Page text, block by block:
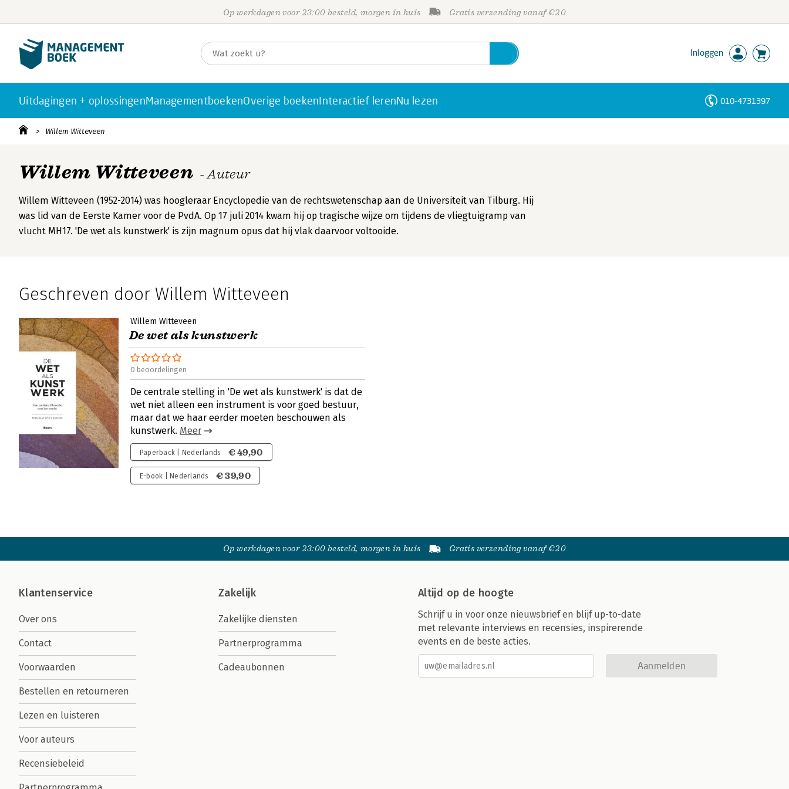
Op werkdagen voor 23:00 besteld, morgen in huis Gratis verzending vanaf €20
Inloggen
Uitdagingen + oplossingenManagementboekenOverige boekenInteractief lerenNu lezen 010-4731397
Willem Witteveen
Willem Witteveen - Auteur
Willem Witteveen (1952-2014) was hoogleraar Encyclopedie van de rechtswetenschap aan de Universiteit van Tilburg. Hij
was lid van de Eerste Kamer voor de PvdA. Op 17 juli 2014 kwam hij op tragische wijze om tijdens de vliegtuigramp van
vlucht MH17. 'De wet als kunstwerk' is zijn magnum opus dat hij vlak daarvoor voltooide.
Geschreven door Willem Witteveen
Willem Witteveen
De wet als kunstwerk
0 beoordelingen
De centrale stelling in 'De wet als kunstwerk' is dat de
wet niet alleen een instrument is voor goed bestuur,
maar dat we haar eerder moeten beschouwen als
kunstwerk. Meer
Paperback | Nederlands € 49,90
E-book | Nederlands € 39,90
Op werkdagen voor 23:00 besteld, morgen in huis Gratis verzending vanaf €20
Klantenservice
Over ons
Contact
Voorwaarden
Bestellen en retourneren
Lezen en luisteren
Voor auteurs
Recensiebeleid
Zakelijk
Zakelijke diensten
Partnerprogramma
Cadeaubonnen
Altijd op de hoogte
Schrijf u in voor onze nieuwsbrief en blijf up-to-date
met relevante interviews en recensies, inspirerende
events en de beste acties.
Aanmelden
Personen